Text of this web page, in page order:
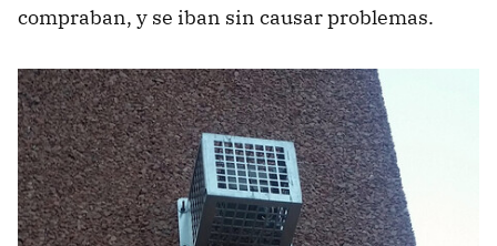
compraban, y se iban sin causar problemas.